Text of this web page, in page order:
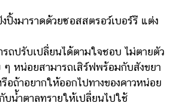
มาราดด้วยซอสสตรอว์เบอร์รี แต่ง
ปรับเปลี่ยนได้ตามใจชอบ ไม่ตายตัว
หน่อยสามารถเสิร์ฟพร้อมกับสังขยา
อถ้าอยากให้ออกไปทางของคาวหน่อย
น้ำตาลทรายให้เปลี่ยนไปใช้